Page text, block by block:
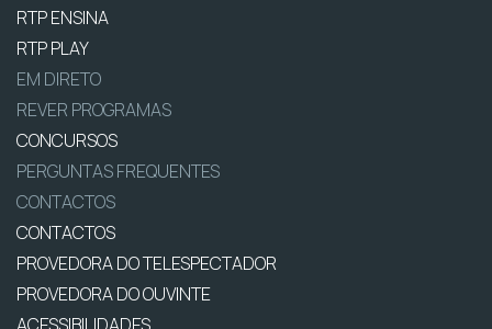
RTP ENSINA
RTP PLAY
EM DIRETO
REVER PROGRAMAS
CONCURSOS
PERGUNTAS FREQUENTES
CONTACTOS
CONTACTOS
PROVEDORA DO TELESPECTADOR
PROVEDORA DO OUVINTE